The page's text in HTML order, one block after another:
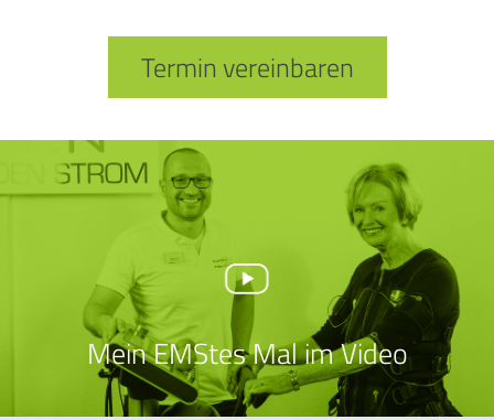
Termin vereinbaren
Mein EMStes Mal im Video